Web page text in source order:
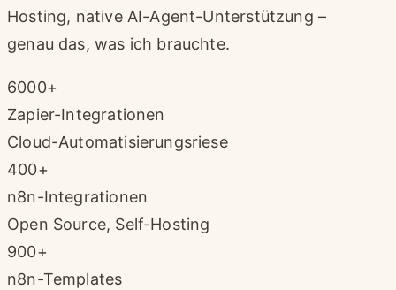
Hosting, native AI-Agent-Unterstützung –
genau das, was ich brauchte.
6000+
Zapier-Integrationen
Cloud-Automatisierungsriese
400+
n8n-Integrationen
Open Source, Self-Hosting
900+
n8n-Templates